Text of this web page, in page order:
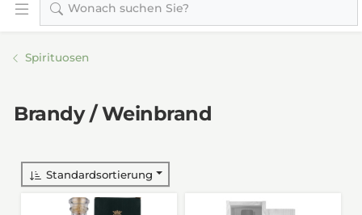
Wonach suchen Sie?
Spirituosen
Brandy / Weinbrand
Standardsortierung